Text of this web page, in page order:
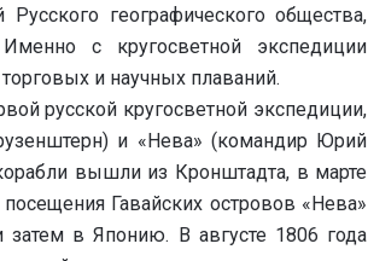
географического общества,
Именно с кругосветной экспедиции
и научных плаваний.
русской кругосветной экспедиции,
и «Нева» (командир Юрий
вышли из Кронштадта, в марте
Гавайских островов «Нева»
затем в Японию. В августе 1806 года